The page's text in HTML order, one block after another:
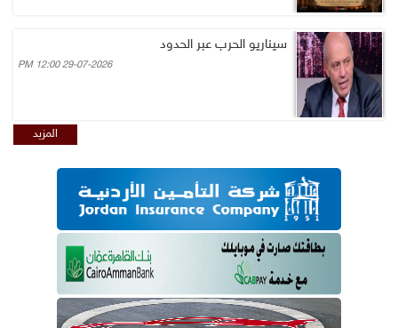
سيناريو الحرب عبر الحدود
29-07-2026 12:00 PM
المزيد